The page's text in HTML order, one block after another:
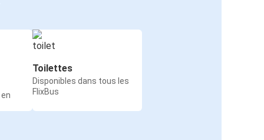
Toilettes
Disponibles dans tous les
FlixBus